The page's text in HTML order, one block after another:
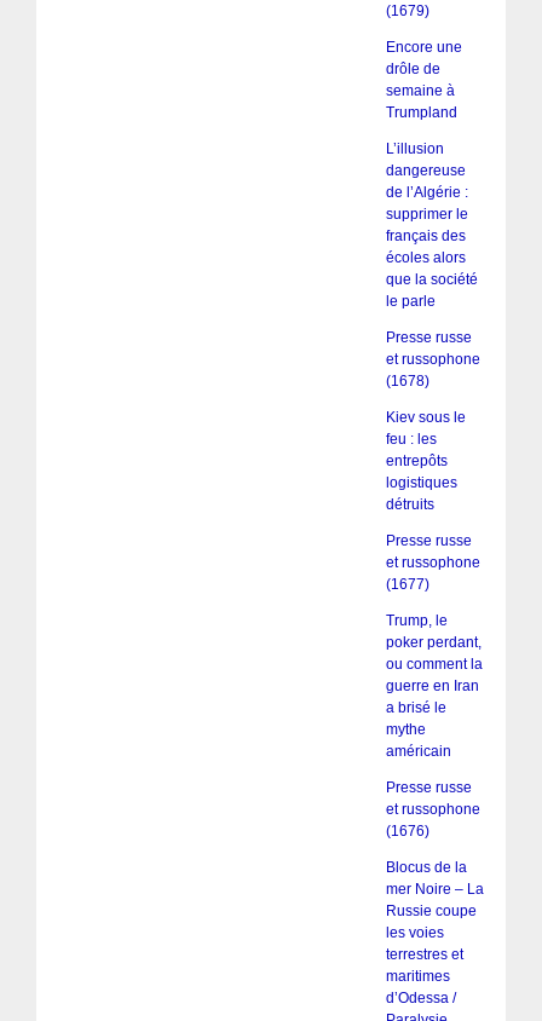
(1679)
Encore une
drôle de
semaine à
Trumpland
L’illusion
dangereuse
de l’Algérie :
supprimer le
français des
écoles alors
que la société
le parle
Presse russe
et russophone
(1678)
Kiev sous le
feu : les
entrepôts
logistiques
détruits
Presse russe
et russophone
(1677)
Trump, le
poker perdant,
ou comment la
guerre en Iran
a brisé le
mythe
américain
Presse russe
et russophone
(1676)
Blocus de la
mer Noire – La
Russie coupe
les voies
terrestres et
maritimes
d’Odessa /